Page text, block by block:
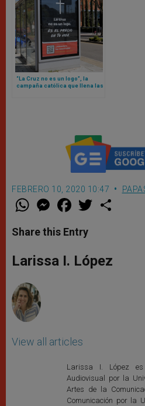
“La Cruz no es un logo”, la
campaña católica que llena las
FEBRERO 10, 2020 10:47
W
t
s
p
p
M
e
s
e
g
e
F
a
e
b
o
k
w
r
Share this Entry
Larissa I. López
View all articles
Larissa I. López es
Audiovisual por la
Artes de la
Comunicación por la